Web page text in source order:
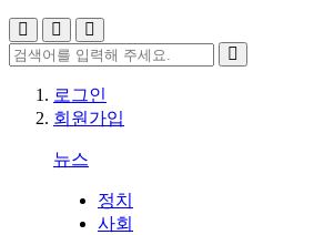
로그인
회원가입
뉴스
정치
사회